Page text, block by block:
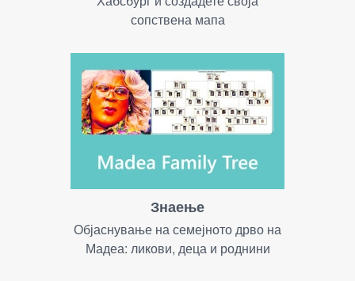
сопствена мапа
Знаење
Објаснување на семејното дрво на
Мадеа: ликови, деца и роднини